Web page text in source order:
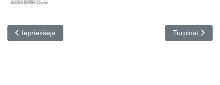
Iepriekšējais raksts: Labdarības akcija “Palīdzēsim bērniem”
Iepriekšējā Nākamais
Turpināt